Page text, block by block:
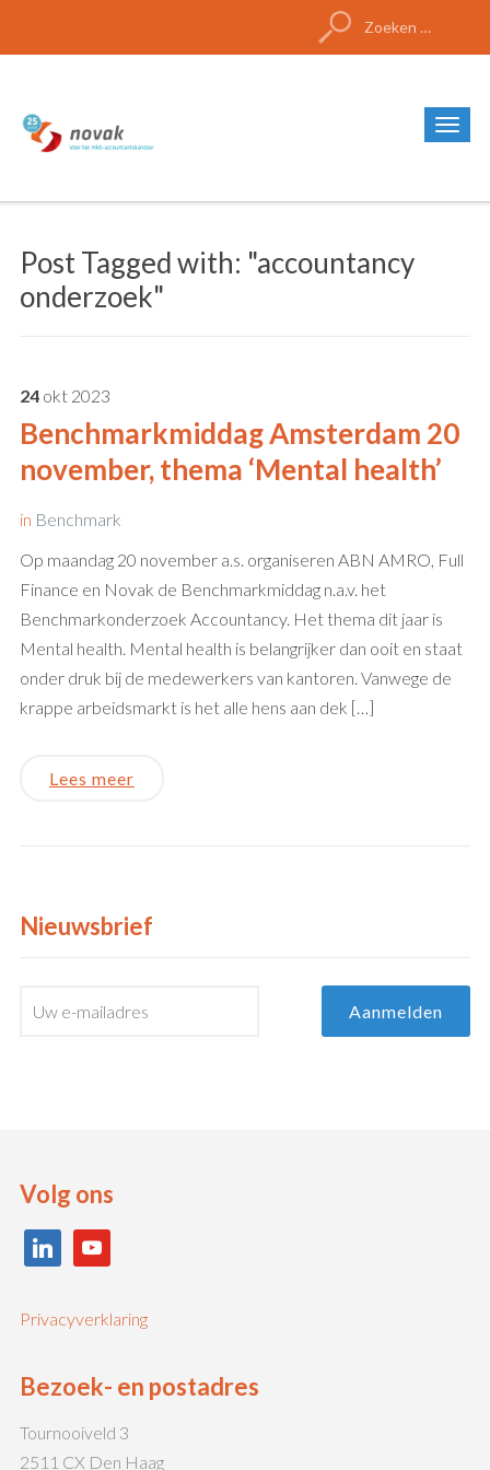
Zoeken
naar:
Post Tagged with: "accountancy
onderzoek"
24 okt 2023
Benchmarkmiddag Amsterdam 20
november, thema ‘Mental health’
in Benchmark
Op maandag 20 november a.s. organiseren ABN AMRO, Full
Finance en Novak de Benchmarkmiddag n.a.v. het
Benchmarkonderzoek Accountancy. Het thema dit jaar is
Mental health. Mental health is belangrijker dan ooit en staat
onder druk bij de medewerkers van kantoren. Vanwege de
krappe arbeidsmarkt is het alle hens aan dek […]
Lees meer
Nieuwsbrief
Volg ons
linkedin youtube
Privacyverklaring
Bezoek- en postadres
Tournooiveld 3
2511 CX Den Haag